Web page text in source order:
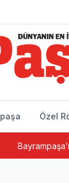
Özel